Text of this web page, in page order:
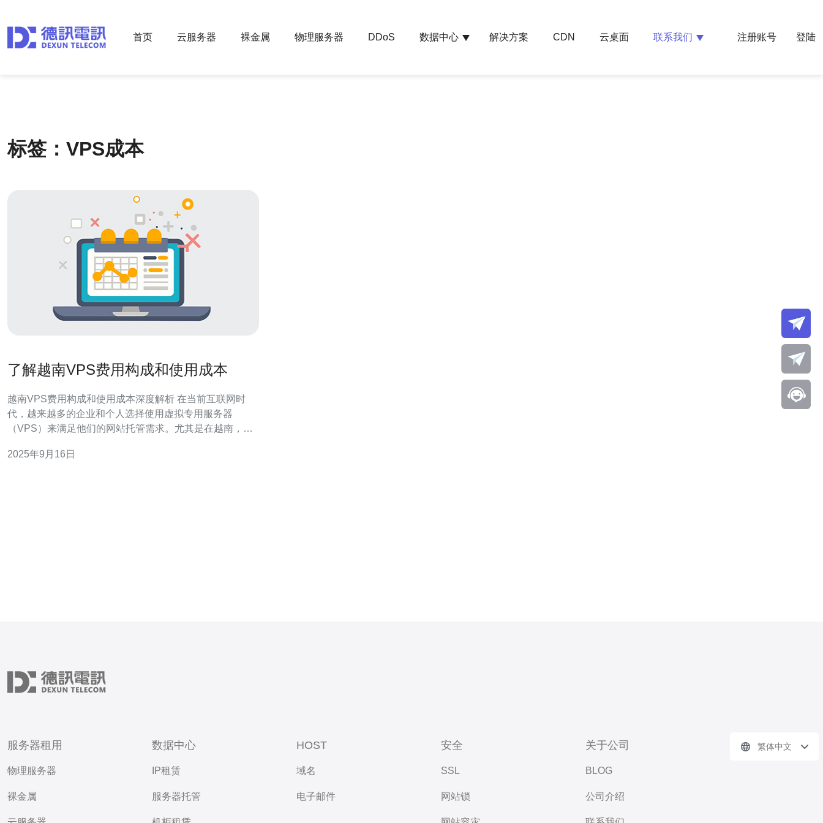
首页 云服务器 裸金属 物理服务器 DDoS 数据中心 解决方案 CDN 云桌面 联系我们 注册账号 登陆
标签：VPS成本
了解越南VPS费用构成和使用成本
越南VPS费用构成和使用成本深度解析 在当前互联网时
代，越来越多的企业和个人选择使用虚拟专用服务器
（VPS）来满足他们的网站托管需求。尤其是在越南，
多人对越南VPS费用的构成和使用成本仍然存在疑惑。本
2025年9月16日
服务器租用
物理服务器
裸金属
数据中心
IP租赁
服务器托管
HOST
域名
电子邮件
安全
SSL
网站锁
关于公司
BLOG
公司介绍
繁体中文